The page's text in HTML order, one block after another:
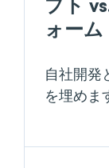
ォーム
自社開発
を埋めま